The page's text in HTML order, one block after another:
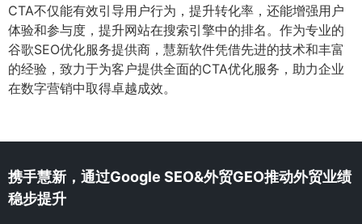
CTA不仅能有效引导用户行为，提升转化率，还能增强用户
体验和参与度，提升网站在搜索引擎中的排名。作为专业的
谷歌SEO优化服务提供商，慧新软件凭借先进的技术和丰富
的经验，致力于为客户提供全面的CTA优化服务，助力企业
在数字营销中取得卓越成效。
携手慧新，通过Google SEO&外贸GEO推动外贸业绩
稳步提升